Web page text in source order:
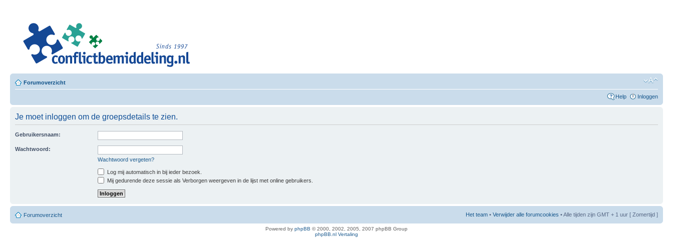
Forumoverzicht
Help Inloggen
Je moet inloggen om de groepsdetails te zien.
Gebruikersnaam:
Wachtwoord:
Wachtwoord vergeten?
Log mij automatisch in bij ieder bezoek.
Mij gedurende deze sessie als Verborgen weergeven in de lijst met online gebruikers.
Forumoverzicht Het team • Verwijder alle forumcookies • Alle tijden zijn GMT + 1 uur [ Zomertijd ]
Powered by phpBB © 2000, 2002, 2005, 2007 phpBB Group
phpBB.nl Vertaling